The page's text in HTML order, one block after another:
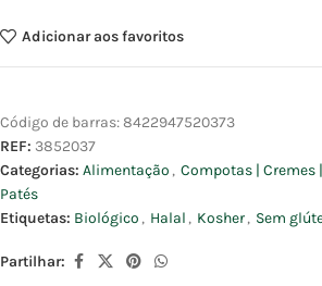
Adicionar aos favoritos
Código de barras:8422947520373
REF: 3852037
Categorias: Alimentação , Compotas | Cremes
Patés
Etiquetas: Biológico , Halal , Kosher, Sem
Partilhar: